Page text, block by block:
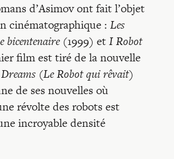
d’Asimov ont fait l’objet
cinématographique :Les
bicentenaire(1999) etI Robot
film est tiré de la nouvelle
(Le Robot qui rêvait)
de ses nouvelles où
révolte des robots est
incroyable densité